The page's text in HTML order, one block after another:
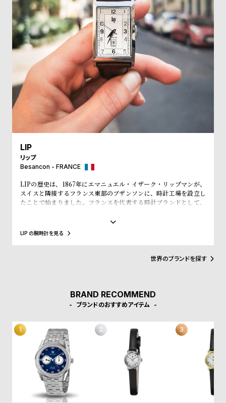
w
o
t
g
p
ン
い
LIP
リップ
Besancon - FRANCE
LIPの歴史は、1867年にエマニュエル・イザーク・リップマンが、
スイスと隣接するフランス東部のブザンソンに、時計工場を設立し
たことで始まりました。フランスを代表する時計ブランドとして、
領、マクロン大統領に愛用され、英国のチャーチル元首相、米国の
アイゼンハウワー元大統領、クリントン元大統領にも贈呈されるな
ど、現在に至るまで多くの著名人にも愛されています。
LIP の腕時計を見る
世界のブランドを探す
BRAND RECOMMEND
ブランドのおすすめアイテム